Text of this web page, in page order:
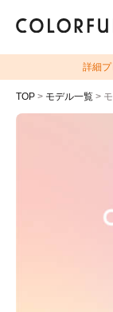
詳細
TOP > モデル一覧 >